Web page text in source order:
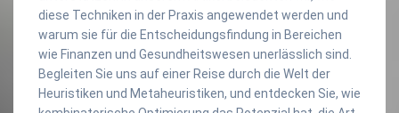
diese Techniken in der Praxis angewendet werden und
warum sie für die Entscheidungsfindung in Bereichen
wie Finanzen und Gesundheitswesen unerlässlich sind.
Begleiten Sie uns auf einer Reise durch die Welt der
Heuristiken und Metaheuristiken, und entdecken Sie, wie